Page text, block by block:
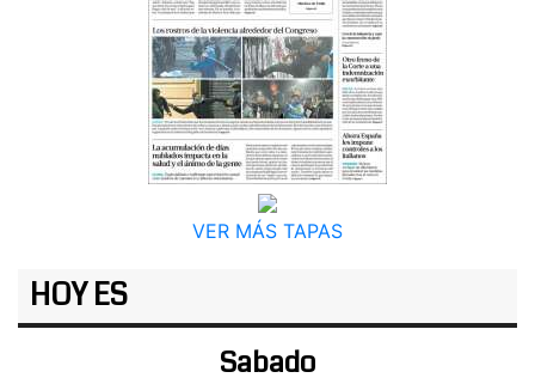
VER MÁS TAPAS
HOY ES
Sabado